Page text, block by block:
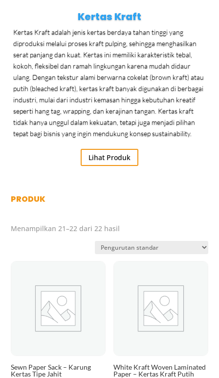
Kertas Kraft
Kertas Kraft adalah jenis kertas berdaya tahan tinggi yang
diproduksi melalui proses kraft pulping, sehingga menghasilkan
serat panjang dan kuat. Kertas ini memiliki karakteristik tebal,
kokoh, fleksibel dan ramah lingkungan karena mudah didaur
ulang. Dengan tekstur alami berwarna cokelat (brown kraft) atau
putih (bleached kraft), kertas kraft banyak digunakan di berbagai
industri, mulai dari industri kemasan hingga kebutuhan kreatif
seperti hang tag, wrapping, dan kerajinan tangan. Kertas kraft
tidak hanya unggul dalam kekuatan, tetapi juga menjadi pilihan
tepat bagi bisnis yang ingin mendukung konsep sustainability.
Lihat Produk
PRODUK
Menampilkan 21–22 dari 22 hasil
Sewn Paper Sack – Karung
Kertas Tipe Jahit
White Kraft Woven Laminated
Paper – Kertas Kraft Putih